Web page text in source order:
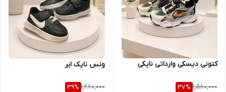
کتونی دیسکی وارداتی نایکی
1,580,000
37%
ونس نایک ایر
1,280,000
39%